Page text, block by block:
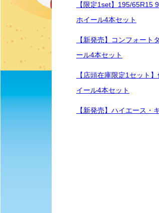
【限定1set】195/65R15
ホイール4本セット
【新発売】コンフォー
ール4本セット
【店頭在庫限定1セット
イール4本セット
【新発売】ハイエース